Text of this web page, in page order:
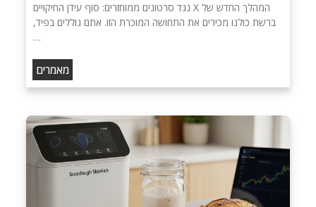
המהלך החדש של X נגד סרטונים ממוחזרים: סוף עידן החיקויים
ברשת כולנו מכירים את התחושה המוכרת הזו. אתם גוללים בפיד,
…
מאמרים